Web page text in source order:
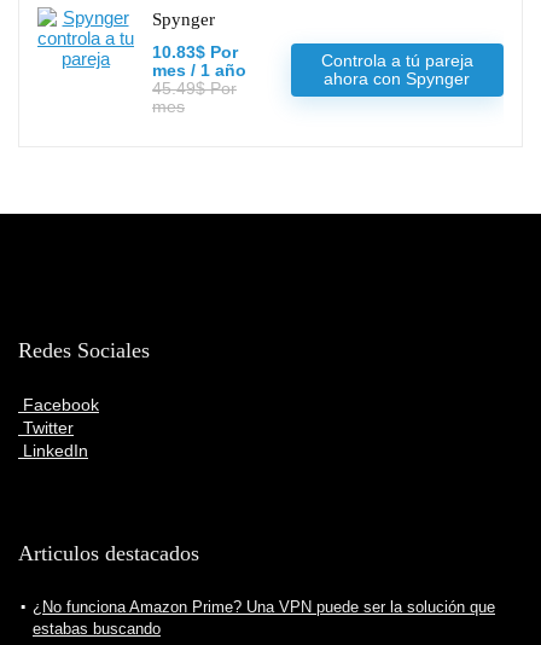
Spynger
10.83$ Por
mes / 1 año
45.49$ Por
mes
Controla a tú pareja
ahora con Spynger
Redes Sociales
Facebook
Twitter
LinkedIn
Articulos destacados
¿No funciona Amazon Prime? Una VPN puede ser la solución que
estabas buscando